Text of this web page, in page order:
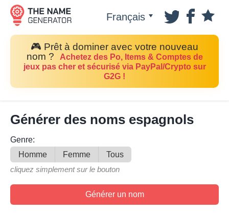
Français
🎮 Prêt à dominer avec votre nouveau
nom ?
Achetez des Po, Items & Comptes de
jeux pas cher et sécurisé via PayPal/Crypto sur
G2G !
Générer des noms espagnols
Genre:
Homme
Femme
Tous
cliquez simplement sur le bouton